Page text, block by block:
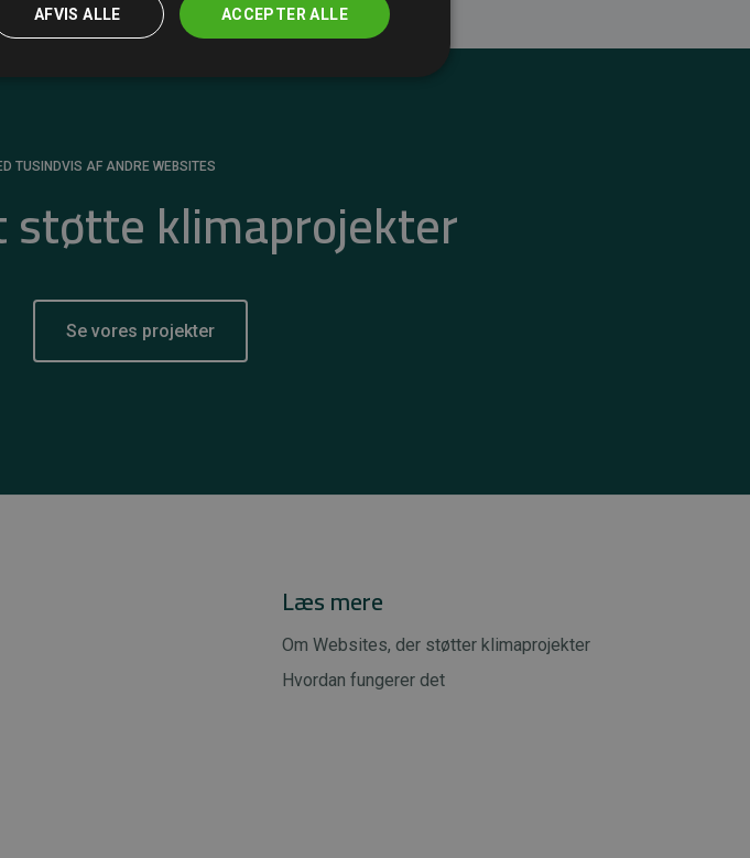
TUSINDVIS AF ANDRE WEBSITES
støtte klimaprojekter
Se vores projekter
Læs mere
Om Websites, der støtter klimaprojekter
Hvordan fungerer det
ACCEPTER ALLE
AFVIS ALLE